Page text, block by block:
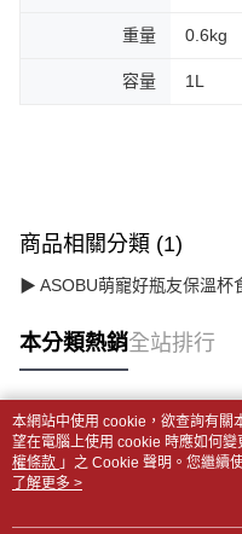
重量 0.6kg
容量 1L
商品相關分類 (1)
▶ ASOBU萌寵好瓶友保溫杯
本分類熱銷全站排行
熱門標籤
本網站中使用 cookie，欲查詢有關
望在電腦上使用 cookie 時應如何
權條款 」之 Cookie 聲明。您繼續
用條款之 Cookie 聲明使用 cookie。
了解更多 >